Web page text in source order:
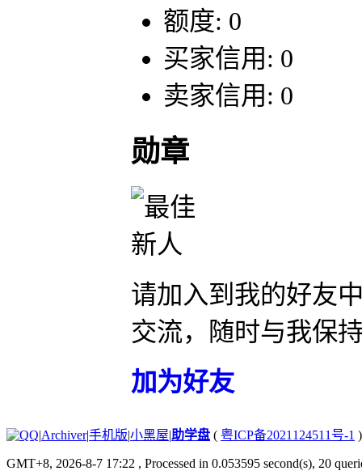
额度: 0
买家信用: 0
卖家信用: 0
勋章
请加入到我的好友
交流，随时与我保
加为好友
|Archiver|手机版|小黑屋|助学盘 ( 粤ICP备2021124511号-1 )
GMT+8, 2026-8-7 17:22 , Processed in 0.053595 second(s), 20